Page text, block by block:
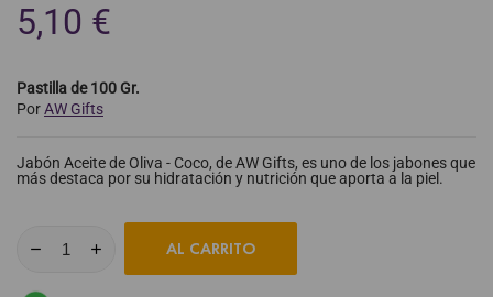
5,10 €
Pastilla de 100 Gr.
PorAW Gifts
Jabón Aceite de Oliva - Coco, de AW Gifts, es uno de los jabones que
más destaca por su hidratación y nutrición que aporta a la piel.
AL CARRITO